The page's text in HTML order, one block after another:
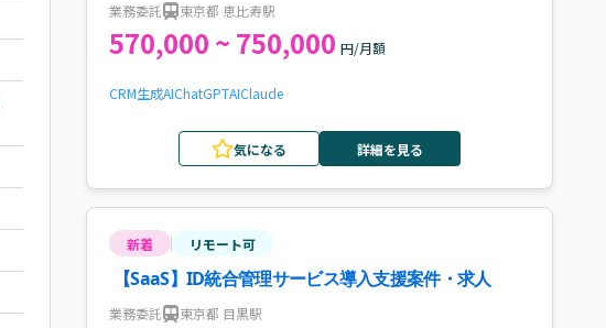
業務委託 東京都 恵比寿駅
570,000 ~ 750,000 円/月額
CRM生成AIChatGPTAIClaude
気になる 詳細を見る
新着 リモート可
【SaaS】ID統合管理サービス導入支援案件・求人
業務委託 東京都 目黒駅